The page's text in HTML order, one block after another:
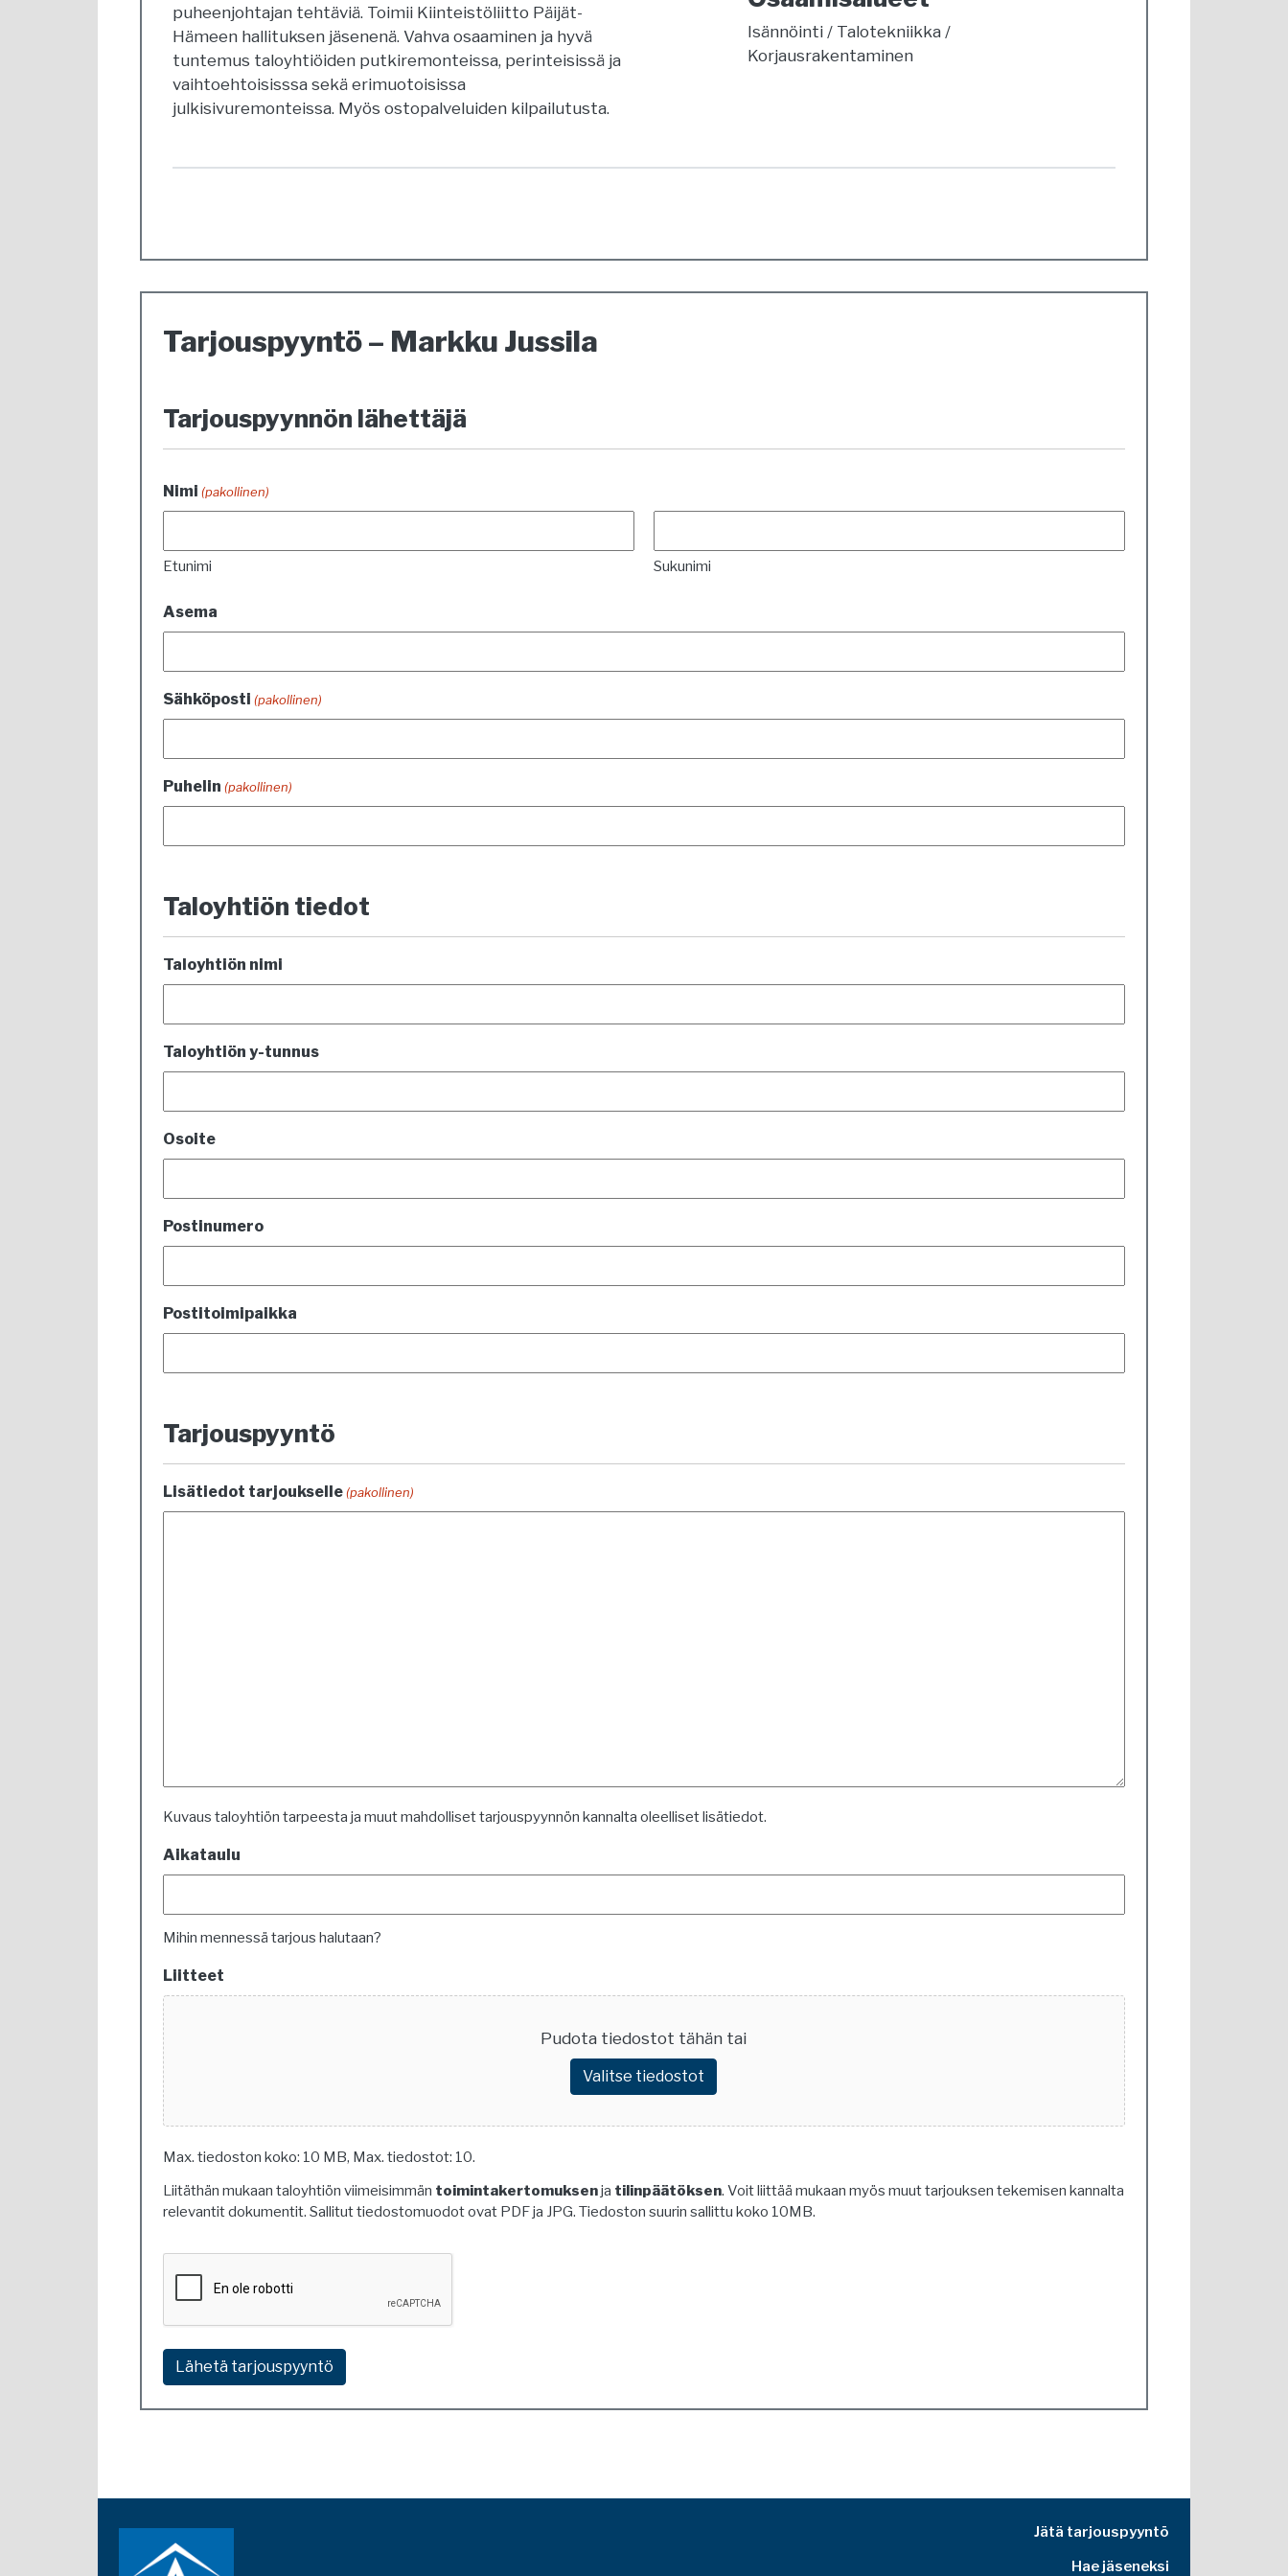
puheenjohtajan tehtäviä. Toimii Kiinteistöliitto Päijät-
Hämeen hallituksen jäsenenä. Vahva osaaminen ja hyvä
tuntemus taloyhtiöiden putkiremonteissa, perinteisissä ja
vaihtoehtoisisssa sekä erimuotoisissa
julkisivuremonteissa. Myös ostopalveluiden kilpailutusta.
Isännöinti
Talotekniikka
Korjausrakentaminen
Tarjouspyyntö – Markku Jussila
Tarjouspyynnön lähettäjä
Nimi (pakollinen)
Etunimi Sukunimi
Asema
Sähköposti (pakollinen)
Puhelin (pakollinen)
Taloyhtiön tiedot
Taloyhtiön nimi
Taloyhtiön y-tunnus
Osoite
Postinumero
Postitoimipaikka
Tarjouspyyntö
Lisätiedot tarjoukselle (pakollinen)
Kuvaus taloyhtiön tarpeesta ja muut mahdolliset tarjouspyynnön kannalta oleelliset lisätiedot.
Aikataulu
Mihin mennessä tarjous halutaan?
Liitteet
Pudota tiedostot tähän tai
Valitse tiedostot
Max. tiedoston koko: 10 MB, Max. tiedostot: 10.
Liitäthän mukaan taloyhtiön viimeisimmän toimintakertomuksenja tilinpäätöksen. Voit liittää mukaan myös muut tarjouksen tekemisen kannalta
relevantit dokumentit. Sallitut tiedostomuodot ovat PDF ja JPG. Tiedoston suurin sallittu koko 10MB.
Jätä tarjouspyyntö
Hae jäseneksi